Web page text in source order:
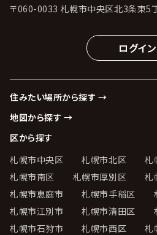
〒060-0033 札幌市中央区北3条東5
ログイン
住みたい場所から探す →
地図から探す →
区から探す
札幌市中央区
札幌市北区
札
札幌市南区
札幌市厚別区
札
札幌市恵庭市
札幌市手稲区
札幌市江別市
札幌市清田区
札幌市石狩市
札幌市西区 札